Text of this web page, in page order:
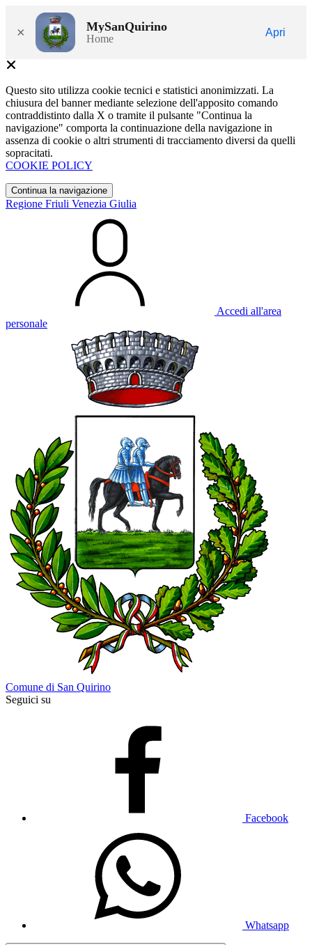
× MySanQuirino
Home
Apri
Questo sito utilizza cookie tecnici e statistici anonimizzati. La
chiusura del banner mediante selezione dell'apposito comando
contraddistinto dalla X o tramite il pulsante "Continua la
navigazione" comporta la continuazione della navigazione in
assenza di cookie o altri strumenti di tracciamento diversi da quelli
sopracitati.
COOKIE POLICY
Continua la navigazione
Regione Friuli Venezia Giulia
Accedi all'area
personale
Comune di San Quirino
Seguici su
Facebook
Whatsapp